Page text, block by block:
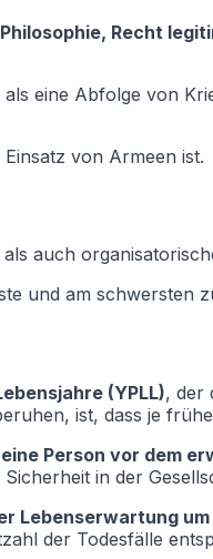
Recht
eine Abfolge von
von Armeen ist.
auch
und am schwersten
(YPLL), der
ist, dass je
Person vor dem
in der
Lebenserwartung
der Todesfälle